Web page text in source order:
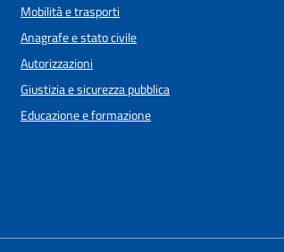
Mobilità e trasporti
Anagrafe e stato civile
Autorizzazioni
Giustizia e sicurezza pubblica
Educazione e formazione